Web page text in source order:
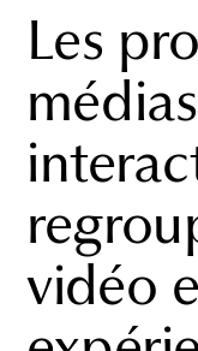
Les
vidéo